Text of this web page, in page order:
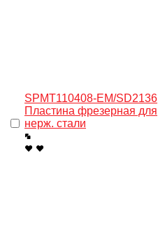
SPMT110408-EM/SD2136
Пластина фрезерная для
нерж. стали